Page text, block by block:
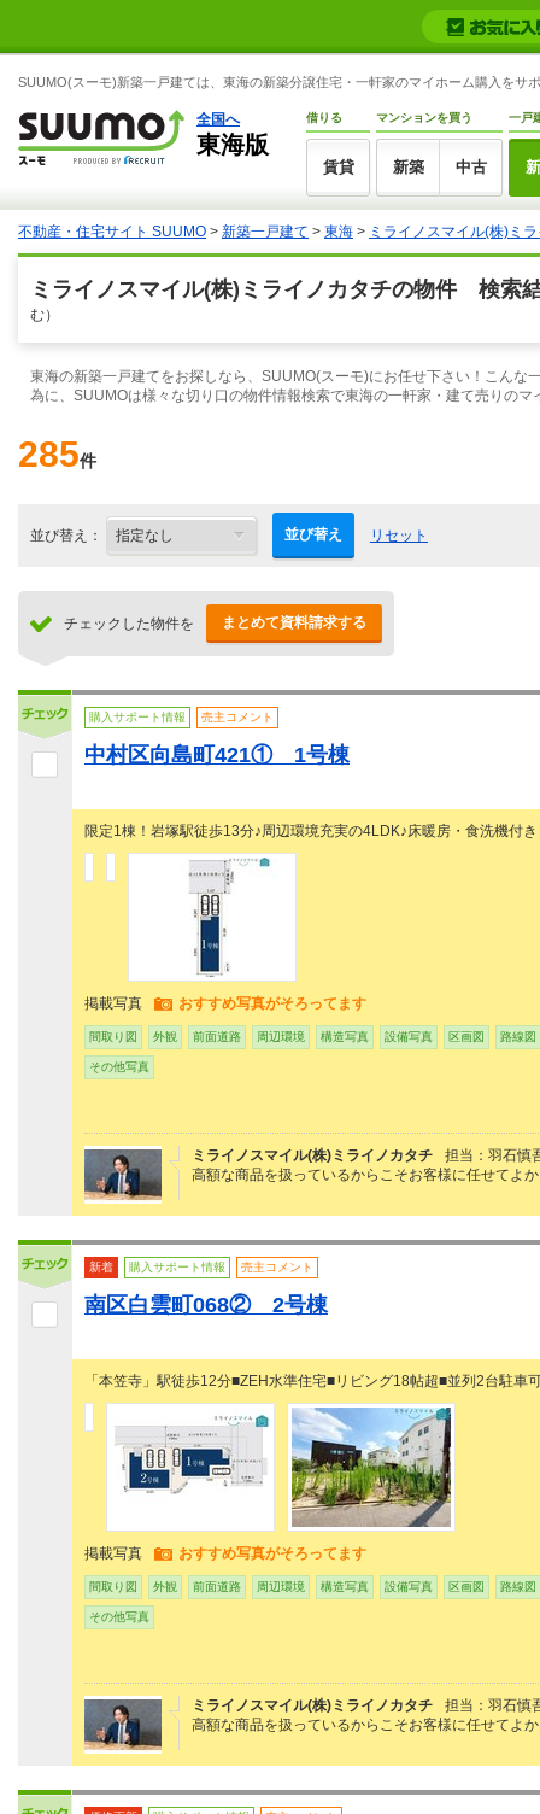
SUUMO(スーモ)新築一戸建ては、東海の新築分譲住宅・一軒家のマイホーム購入をサ
全国へ
東海版
借りる
賃貸
マンションを買う
新築 中古
一戸
不動産・住宅サイト SUUMO > 新築一戸建て > 東海 > ミライノスマイル(株)ミ
ミライノスマイル(株)ミライノカタチの物件 検索
む）
東海の新築一戸建てをお探しなら、SUUMO(スーモ)にお任せ下さい！こん
為に、SUUMOは様々な切り口の物件情報検索で東海の一軒家・建て売りの
285件
並び替え： 並び替え リセット
チェックした物件を まとめて資料請求する
購入サポート情報 売主コメント
中村区向島町421① 1号棟
限定1棟！岩塚駅徒歩13分♪周辺環境充実の4LDK♪床暖房・食洗機付
掲載写真 おすすめ写真がそろってます
間取り図 外観 前面道路 周辺環境 構造写真 設備写真 区画図 路線図
その他写真
ミライノスマイル(株)ミライノカタチ
担当：羽石慎
高額な商品を扱っているからこそお客様に任せてよ
新着 購入サポート情報 売主コメント
南区白雲町068② 2号棟
「本笠寺」駅徒歩12分■ZEH水準住宅■リビング18帖超■並列2台駐車
掲載写真 おすすめ写真がそろってます
間取り図 外観 前面道路 周辺環境 構造写真 設備写真 区画図 路線図
その他写真
ミライノスマイル(株)ミライノカタチ
担当：羽石慎
高額な商品を扱っているからこそお客様に任せてよ